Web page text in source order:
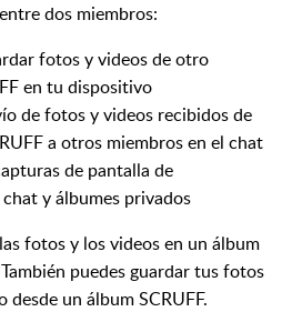
dos miembros:
fotos y videos de otro
en tu dispositivo
de fotos y videos recibidos de
a otros miembros en el chat
de pantalla de
y álbumes privados
fotos y los videos en un álbum
puedes guardar tus fotos
un álbum SCRUFF.